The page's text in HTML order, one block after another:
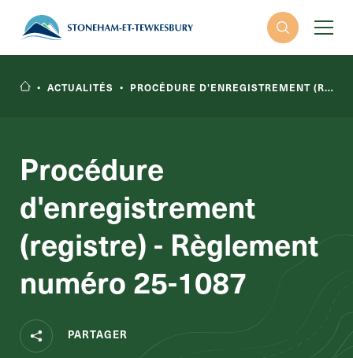
RECHERCHER
• ACTUALITÉS • PROCÉDURE D'ENREGISTREMENT (REGISTRE) - RÈGLEMENT NUMÉRO 25-1087
Procédure
d'enregistrement
(registre) - Règlement
numéro 25-1087
PARTAGER